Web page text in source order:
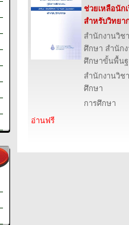
ช่วยเหลือนัก
สำหรับวิทยา
สำนักงานวิช
ศึกษา สำนัก
ศึกษาขั้นพื้น
สำนักงานวิช
ศึกษา
การศึกษา
อ่านฟรี